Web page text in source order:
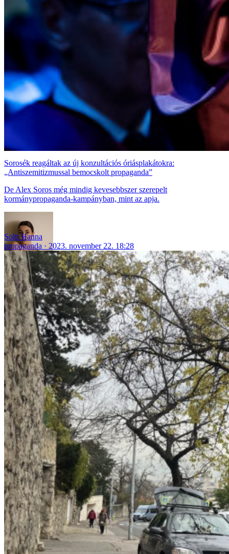
Sorosék reagáltak az új konzultációs óriásplakátokra:
„Antiszemitizmussal bemocskolt propaganda”
De Alex Soros még mindig kevesebbszer szerepelt
kormánypropaganda-kampányban, mint az apja.
Solti Hanna
propaganda
2023. november 22. 18:28